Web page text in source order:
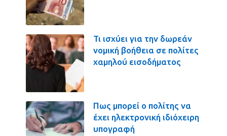
Τι ισχύει για την δωρεάν
νομική βοήθεια σε πολίτες
χαμηλού εισοδήματος
Πως μπορεί ο πολίτης να
έχει ηλεκτρονική ιδιόχειρη
υπογραφή